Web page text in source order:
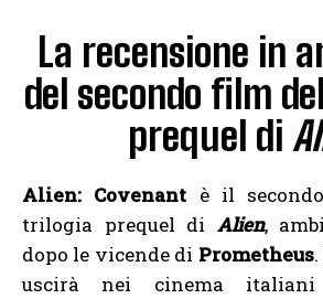
La recensione in
del secondo film
prequel di
Alien: Covenant è il
trilogia prequel di Alien,
dopo le vicende di Prometheus
uscirà nei cinema